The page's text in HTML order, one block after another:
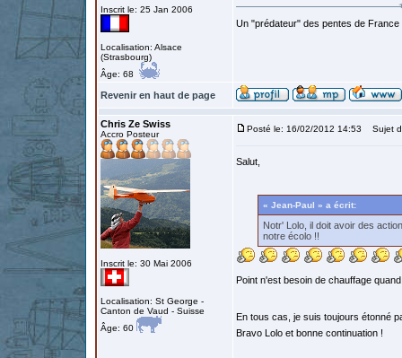
Inscrit le: 25 Jan 2006
Localisation: Alsace
(Strasbourg)
Âge: 68
Un "prédateur" des pentes de
Revenir en haut de page
Chris Ze Swiss
Accro Posteur
Inscrit le: 30 Mai 2006
Localisation: St George -
Canton de Vaud - Suisse
Âge: 60
Posté le: 16/02/2012 14:53 Sujet
Salut,
« Jean-Paul » a écrit:
Notr' Lolo, il doit avoir des
notre écolo !!
Point n'est besoin de chauffage
En tous cas, je suis toujours étonné
Bravo Lolo et bonne continuation !